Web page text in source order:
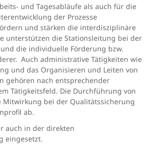
und Tagesabläufe als auch für die
der Prozesse
und stärken die interdisziplinäre
unterstützen die Stationsleitung bei der
die individuelle Förderung bzw.
Auch administrative Tätigkeiten wie
und das Organisieren und Leiten von
gehören nach entsprechender
Tätigkeitsfeld. Die Durchführung von
Mitwirkung bei der Qualitätssicherung
ab.
auch in der direkten
eingesetzt.